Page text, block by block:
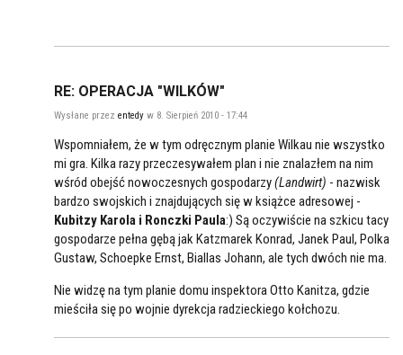
RE: OPERACJA "WILKÓW"
Wysłane przez entedy w 8. Sierpień 2010 - 17:44
Wspomniałem, że w tym odręcznym planie Wilkau nie wszystko
mi gra. Kilka razy przeczesywałem plan i nie znalazłem na nim
wśród obejść nowoczesnych gospodarzy(Landwirt) - nazwisk
bardzo swojskich i znajdujących się w książce adresowej -
Kubitzy Karola i Ronczki Paula:) Są oczywiście na szkicu tacy
gospodarze pełna gębą jak Katzmarek Konrad, Janek Paul, Polka
Gustaw, Schoepke Ernst, Biallas Johann, ale tych dwóch nie ma.
Nie widzę na tym planie domu inspektora Otto Kanitza, gdzie
mieściła się po wojnie dyrekcja radzieckiego kołchozu.